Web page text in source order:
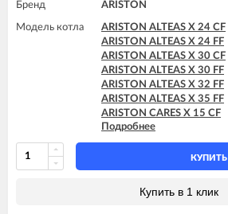
ARISTON HS X 18 FF
ARISTON HS X 24 CF
ARISTON HS X 24 FF
Бренд ARISTON
Модель котла
ARISTON ALTEAS X 24 CF
ARISTON ALTEAS X 24 FF
ARISTON ALTEAS X 30 CF
ARISTON ALTEAS X 30 FF
ARISTON ALTEAS X 32 FF
ARISTON ALTEAS X 35 FF
ARISTON CARES X 15 CF
ARISTON CARES X 15 FF
ARISTON CARES X 18 FF
ARISTON CARES X 24 CF
ARISTON CARES X 24 FF
ARISTON CLAS X 28 FF
Подробнее
КУПИТЬ
Купить в 1 клик